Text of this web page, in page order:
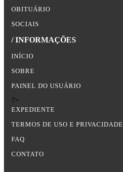
OBITUÁRIO
SOCIAIS
/ INFORMAÇÕES
INÍCIO
SOBRE
PAINEL DO USUÁRIO
?>
EXPEDIENTE
TERMOS DE USO E PRIVACIDADE
FAQ
CONTATO